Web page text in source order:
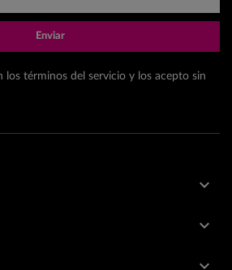
Enviar
los términos del servicio y los acepto sin


